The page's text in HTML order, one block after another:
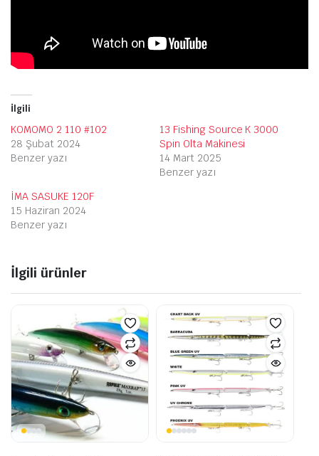
İlgili
KOMOMO 2 110 #102
28 Şubat 2024
Benzer yazı
13 Fishing Source K 3000
Spin Olta Makinesi
14 Mart 2025
Benzer yazı
İMA SASUKE 120F
15 Haziran 2024
Benzer yazı
İlgili ürünler